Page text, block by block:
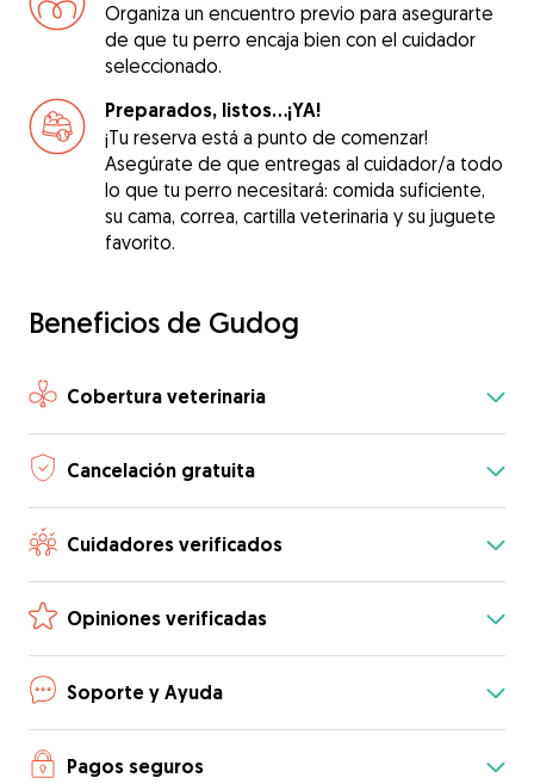
Organiza un encuentro previo para asegurarte
de que tu perro encaja bien con el cuidador
seleccionado.
Preparados, listos...¡YA!
¡Tu reserva está a punto de comenzar!
Asegúrate de que entregas al cuidador/a todo
lo que tu perro necesitará: comida suficiente,
su cama, correa, cartilla veterinaria y su juguete
favorito.
Beneficios de Gudog
Cobertura veterinaria
Cancelación gratuita
Cuidadores verificados
Opiniones verificadas
Soporte y Ayuda
Pagos seguros